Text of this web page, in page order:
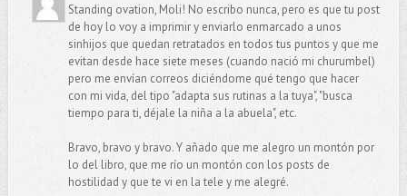
Standing ovation, Moli! No escribo nunca, pero es que tu post
de hoy lo voy a imprimir y enviarlo enmarcado a unos
sinhijos que quedan retratados en todos tus puntos y que me
evitan desde hace siete meses (cuando nació mi churumbel)
pero me envían correos diciéndome qué tengo que hacer
con mi vida, del tipo "adapta sus rutinas a la tuya", "busca
tiempo para ti, déjale la niña a la abuela", etc.
Bravo, bravo y bravo. Y añado que me alegro un montón por
lo del libro, que me río un montón con los posts de
hostilidad y que te vi en la tele y me alegré.